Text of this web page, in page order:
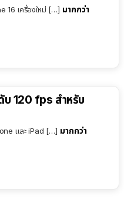
16 เครื่องใหม่ […] มากกว่า
บ 120 fps สำหรับ
และ iPad […] มากกว่า